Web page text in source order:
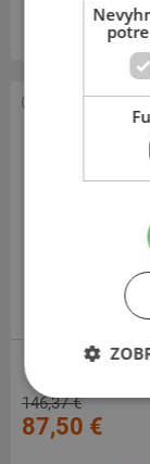
Na
146,37 €
87,50 €